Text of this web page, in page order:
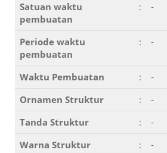
Satuan waktu
pembuatan
: -
Periode waktu
pembuatan
: -
Waktu Pembuatan :
-
Ornamen Struktur
:
-
Tanda Struktur
:
-
Warna Struktur
:
-